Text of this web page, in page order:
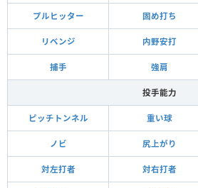
プルヒッター 固め打ち
リベンジ 内野安打
捕手 強肩
投手能力
ピッチトンネル 重い球
ノビ 尻上がり
対左打者 対右打者